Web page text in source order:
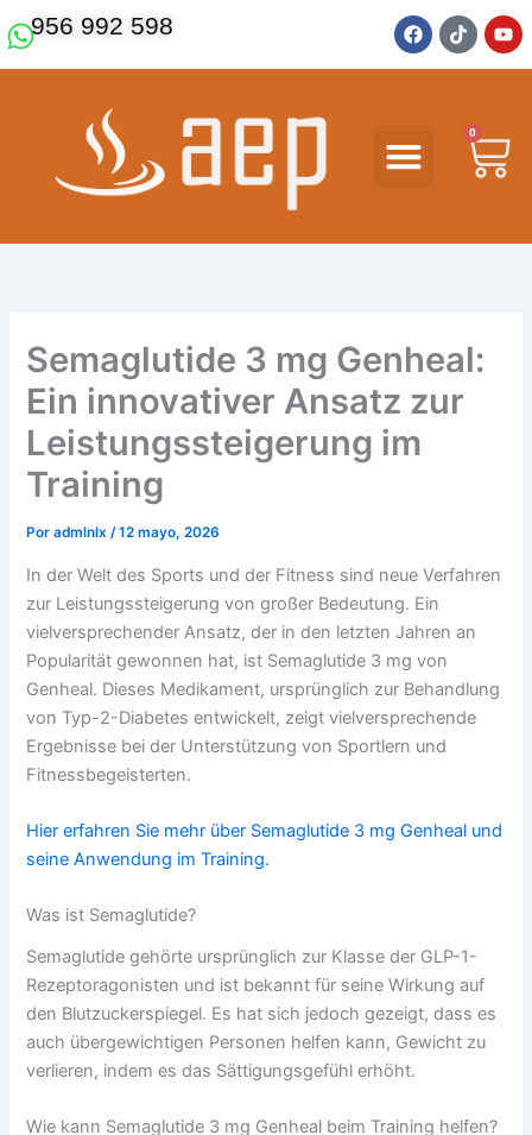
al
contenido
956 992 598
F
a
c
k
T
i
k
Y
o
u
e
0
Semaglutide 3 mg Genheal:
Ein innovativer Ansatz zur
Leistungssteigerung im
Training
Poradmlnlx/12 mayo, 2026
In der Welt des Sports und der Fitness sind neue Verfahren
zur Leistungssteigerung von großer Bedeutung. Ein
vielversprechender Ansatz, der in den letzten Jahren an
Popularität gewonnen hat, ist Semaglutide 3 mg von
Genheal. Dieses Medikament, ursprünglich zur Behandlung
von Typ-2-Diabetes entwickelt, zeigt vielversprechende
Ergebnisse bei der Unterstützung von Sportlern und
Fitnessbegeisterten.
Hier erfahren Sie mehr über Semaglutide 3 mg Genheal und
seine Anwendung im Training.
Was ist Semaglutide?
Semaglutide gehörte ursprünglich zur Klasse der GLP-1-
Rezeptoragonisten und ist bekannt für seine Wirkung auf
den Blutzuckerspiegel. Es hat sich jedoch gezeigt, dass es
auch übergewichtigen Personen helfen kann, Gewicht zu
verlieren, indem es das Sättigungsgefühl erhöht.
Wie kann Semaglutide 3 mg Genheal beim Training helfen?